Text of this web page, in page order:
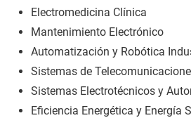
Electromedicina Clínica
Mantenimiento Electrónico
Automatización y Robótica
Sistemas de
Sistemas Electrotécnicos y
Eficiencia Energética y Energía